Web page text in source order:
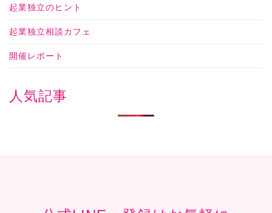
起業独立のヒント
起業独立相談カフェ
開催レポート
人気記事